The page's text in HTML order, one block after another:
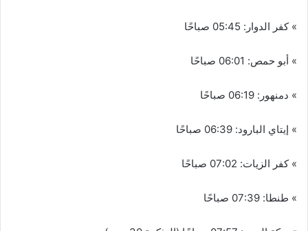
» كفر الدوار: 05:45 صباحًا
» أبو حمص: 06:01 صباحًا
» دمنهور: 06:19 صباحًا
» إيتاي البارود: 06:39 صباحًا
» كفر الزيات: 07:02 صباحًا
» طنطا: 07:39 صباحًا